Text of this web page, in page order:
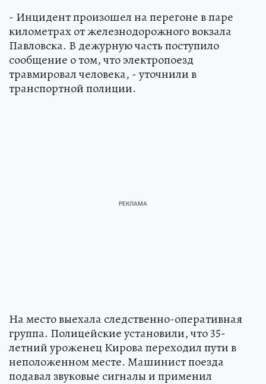
- Инцидент произошел на перегоне в паре
километрах от железнодорожного вокзала
Павловска. В дежурную часть поступило
сообщение о том, что электропоезд
травмировал человека, - уточнили в
транспортной полиции.
На место выехала следственно-оперативная
группа. Полицейские установили, что 35-
летний уроженец Кирова переходил пути в
неположенном месте. Машинист поезда
подавал звуковые сигналы и применил